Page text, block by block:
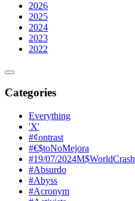
2026
2025
2024
2023
2022
Categories
Everything
'X'
#¢ontrast
#€$toNoMejora
#19/07/2024M$WorldCrash
#Absurdo
#Abyss
#Acronym